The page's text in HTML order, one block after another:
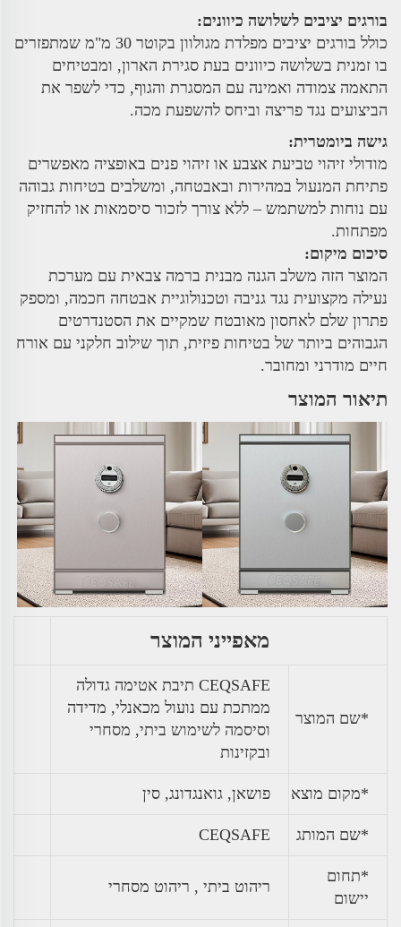
בורגים יציבים לשלושה כיוונים:
כולל בורגים יציבים מפלדת מגולוון בקוטר 30 מ"מ שמתפזרים
בו זמנית בשלושה כיוונים בעת סגירת הארון, ומבטיחים
התאמה צמודה ואמינה עם המסגרת והגוף, כדי לשפר את
הביצועים נגד פריצה וביחס להשפעת מכה.
גישה ביומטרית:
מודולי זיהוי טביעת אצבע או זיהוי פנים באופציה מאפשרים
פתיחת המנעול במהירות ובאבטחה, ומשלבים בטיחות גבוהה
עם נוחות למשתמש – ללא צורך לזכור סיסמאות או להחזיק
מפתחות.
סיכום מיקום:
המוצר הזה משלב הגנה מבנית ברמה צבאית עם מערכת
נעילה מקצועית נגד גניבה וטכנולוגיית אבטחה חכמה, ומספק
פתרון שלם לאחסון מאובטח שמקיים את הסטנדרטים
הגבוהים ביותר של בטיחות פיזית, תוך שילוב חלקני עם אורח
חיים מודרני ומחובר.
תיאור המוצר
מאפייני המוצר
*שם המוצר
CEQSAFE תיבת אטימה גדולה
ממתכת עם נועול מכאנלי, מדידה
וסיסמה לשימוש ביתי, מסחרי
ובקזינות
*מקום מוצא פושאן, גואנגדונג, סין
*שם המותג CEQSAFE
*תחום
יישום
ריהוט ביתי , ריהוט מסחרי